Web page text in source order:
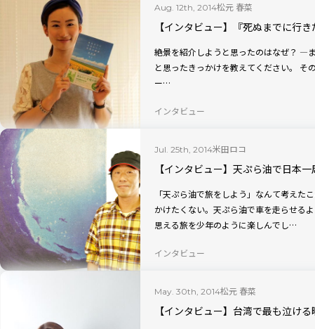
Aug. 12th, 2014松元 春菜
【インタビュー】『死ぬまでに行
絶景を紹介しようと思ったのはなぜ？ ―まずはじめに、世界の絶景シリーズ本を出そう
と思ったきっかけを教えてください。 その研修結果では、一番になれました（笑）。ペ
ー…
インタビュー
Jul. 25th, 2014米田ロコ
【インタビュー】天ぷら油で日本
「天ぷら油で旅をしよう」なんて考えた
かけたくない。天ぷら油で車を走らせる
思える旅を少年のように楽しんでし…
インタビュー
May. 30th, 2014松元 春菜
【インタビュー】台湾で最も泣け